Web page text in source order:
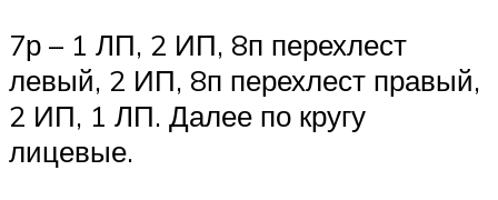
7р – 1 ЛП, 2 ИП, 8п перехлест
левый, 2 ИП, 8п перехлест правый,
2 ИП, 1 ЛП. Далее по кругу
лицевые.